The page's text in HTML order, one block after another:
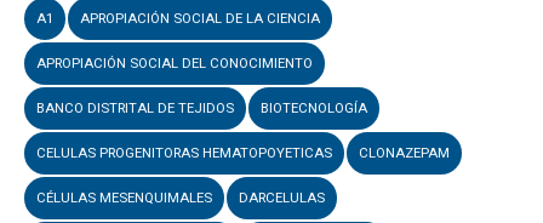
A1 APROPIACIÓN SOCIAL DE LA CIENCIA
APROPIACIÓN SOCIAL DEL CONOCIMIENTO
BANCO DISTRITAL DE TEJIDOS BIOTECNOLOGÍA
CELULAS PROGENITORAS HEMATOPOYETICAS CLONAZEPAM
CÉLULAS MESENQUIMALES DARCELULAS